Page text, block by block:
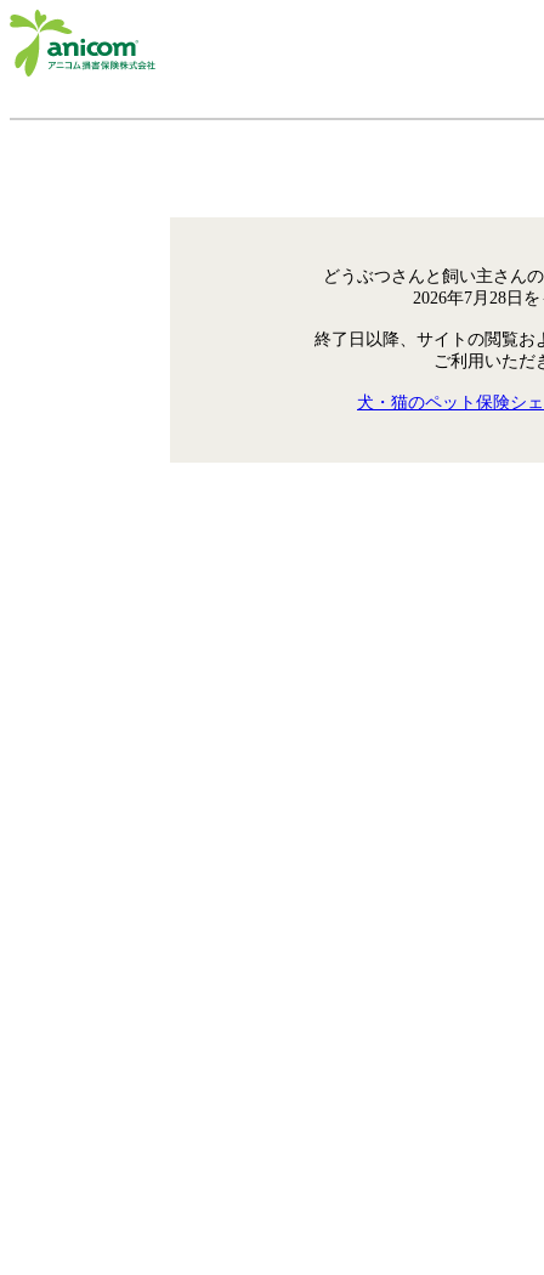
どうぶつさんと飼い主さん
2026年7月28日
終了日以降、サイトの閲覧お
ご利用いただ
犬・猫のペット保険シ